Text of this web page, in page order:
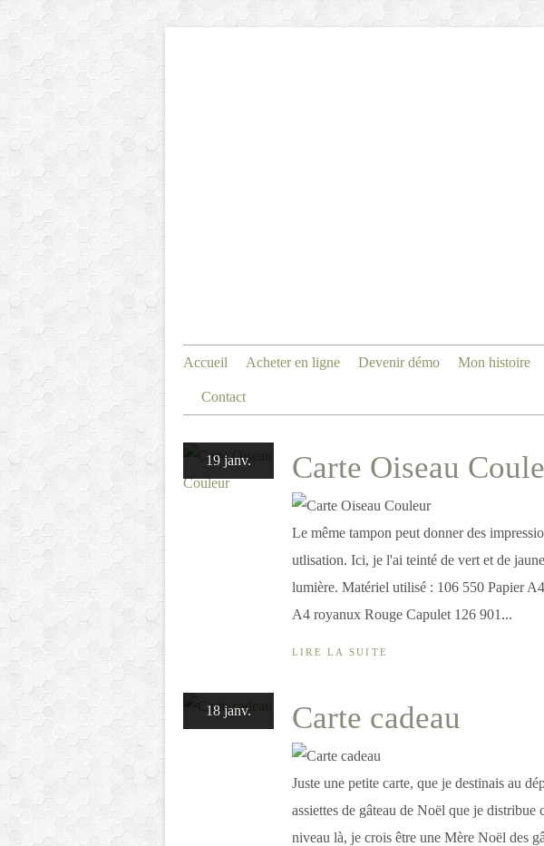
Accueil Acheter en ligne Devenir démo Mon histoire
Contact
19 janv. Carte Oiseau
Le même tampon peut donner des
utlisation. Ici, je l'ai teinté de vert et de
lumière. Matériel utilisé : 106 550 Papier
A4 royanux Rouge Capulet 126 901...
LIRE LA SUITE
18 janv. Carte cadeau
Juste une petite carte, que je destinais au
assiettes de gâteau de Noël que je distribue
niveau là, je crois être une Mère Noël des